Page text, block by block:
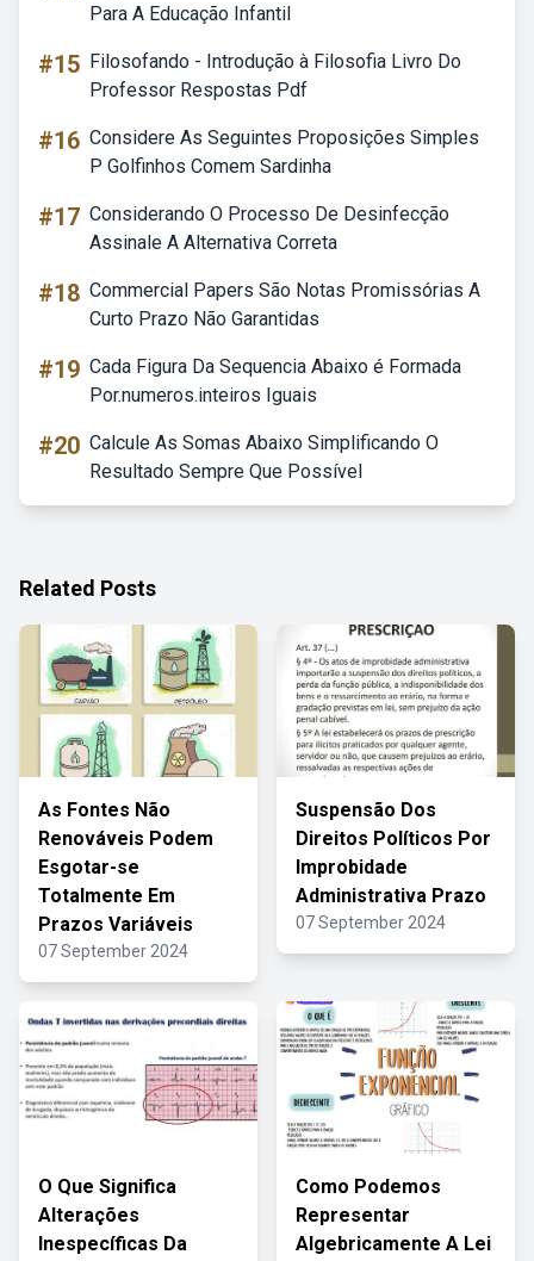
Para A Educação Infantil
#15 Filosofando - Introdução à Filosofia Livro Do
Professor Respostas Pdf
#16 Considere As Seguintes Proposições Simples
P Golfinhos Comem Sardinha
#17 Considerando O Processo De Desinfecção
Assinale A Alternativa Correta
#18 Commercial Papers São Notas Promissórias A
Curto Prazo Não Garantidas
#19 Cada Figura Da Sequencia Abaixo é Formada
Por.numeros.inteiros Iguais
#20 Calcule As Somas Abaixo Simplificando O
Resultado Sempre Que Possível
Related Posts
As Fontes Não
Renováveis Podem
Esgotar-se
Totalmente Em
Prazos Variáveis
07 September 2024
Suspensão Dos
Direitos Políticos Por
Improbidade
Administrativa Prazo
07 September 2024
O Que Significa
Alterações
Inespecíficas Da
Como Podemos
Representar
Algebricamente A Lei